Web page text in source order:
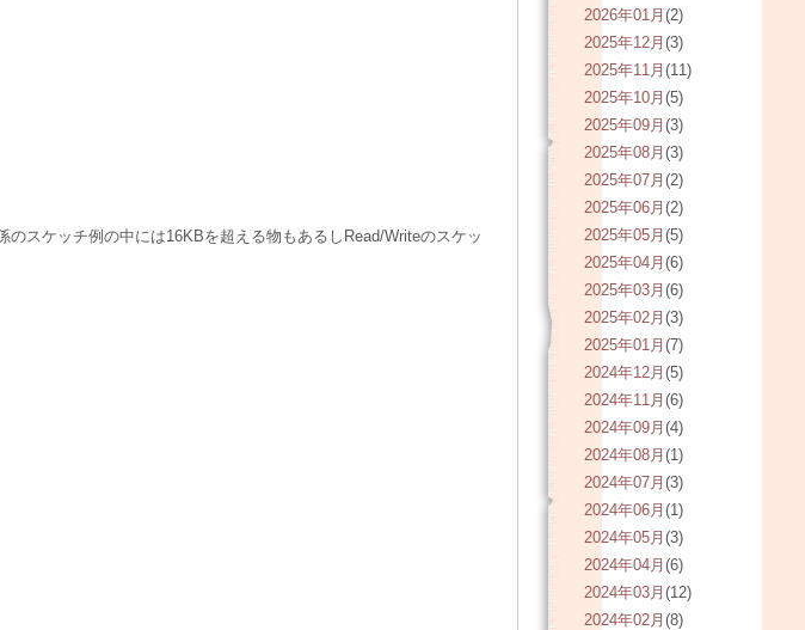
スケッチ例の中には16KBを超える物もあるしRead/Writeのスケッ
2026年01月 (2)
2025年12月 (3)
2025年11月 (11)
2025年10月 (5)
2025年09月 (3)
2025年08月 (3)
2025年07月 (2)
2025年06月 (2)
2025年05月 (5)
2025年04月 (6)
2025年03月 (6)
2025年02月 (3)
2025年01月 (7)
2024年12月 (5)
2024年11月 (6)
2024年09月 (4)
2024年08月 (1)
2024年07月 (3)
2024年06月 (1)
2024年05月 (3)
2024年04月 (6)
2024年03月 (12)
2024年02月 (8)